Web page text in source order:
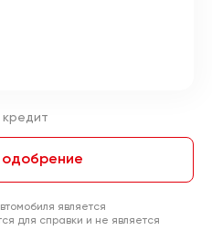
одобрение
является
для справки и не является